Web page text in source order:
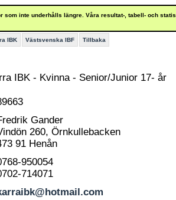
som inte underhålls längre. Våra resultat-, tabell- och
IBK Västsvenska IBF Tillbaka
IBK - Kvinna - Senior/Junior 17- år
Gander
260, Örnkullebacken
91 Henån
950054
714071